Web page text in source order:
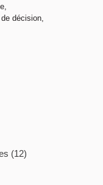
décision,
(12)